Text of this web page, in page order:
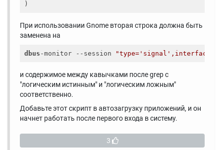
При использовании Gnome вторая строка должна быть
заменена на
dbus -monitor --session
и содержимое между кавычками после grep с
"логическим истинным" и "логическим ложным"
соответственно.
Добавьте этот скрипт в автозагрузку приложений, и он
начнет работать после первого входа в систему.
3